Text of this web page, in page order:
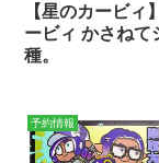
【星のカービ
ービィ かさねて
種。
予約情報